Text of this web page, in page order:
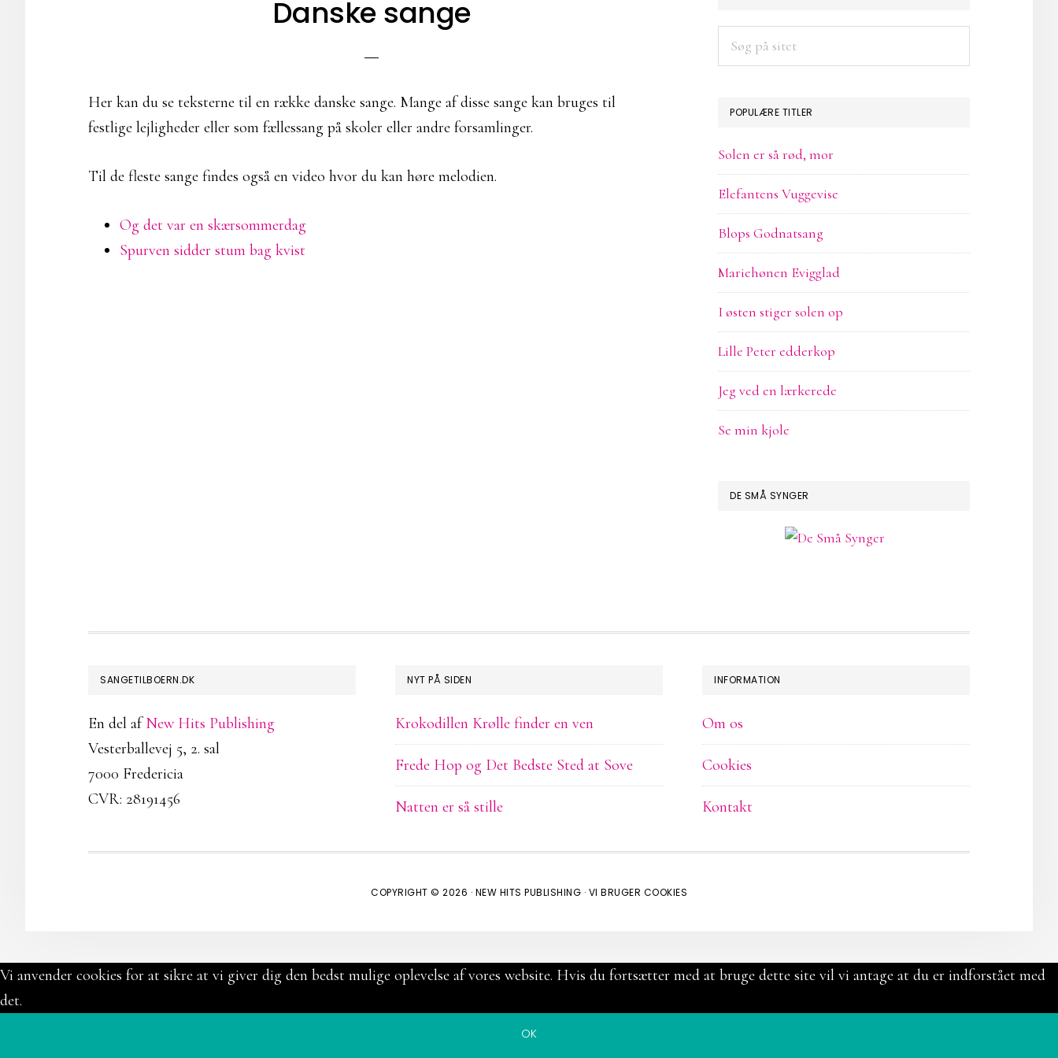
Danske sange
Her kan du se teksterne til en række danske sange. Mange af disse sange kan bruges til
festlige lejligheder eller som fællessang på skoler eller andre forsamlinger.
Til de fleste sange findes også en video hvor du kan høre melodien.
Og det var en skærsommerdag
Spurven sidder stum bag kvist
SIDEBAR
POPULÆRE TITLER
Solen er så rød, mor
Elefantens Vuggevise
Blops Godnatsang
Mariehønen Evigglad
I østen stiger solen op
Lille Peter edderkop
Jeg ved en lærkerede
Se min kjole
DE SMÅ SYNGER
FOOTER
SANGETILBOERN.DK
En del afNew Hits Publishing
Vesterballevej 5, 2. sal
7000 Fredericia
CVR: 28191456
NYT PÅ SIDEN
Krokodillen Krølle finder en ven
Frede Hop og Det Bedste Sted at Sove
Natten er så stille
INFORMATION
Om os
Cookies
Kontakt
COPYRIGHT © 2026 · NEW HITS PUBLISHING · VI BRUGER COOKIES
Vi anvender cookies for at sikre at vi giver dig den bedst mulige oplevelse af vores website. Hvis du fortsætter med at bruge dette site vil vi antage at du er indforstået med
det.
OK